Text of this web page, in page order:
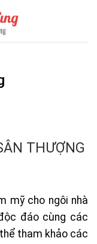
THƯỢNG
mỹ cho ngôi nhà
đáo cùng các
tham khảo các